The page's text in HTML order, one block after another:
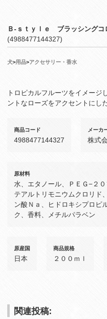
Ｂ‐ｓｔｙｌｅ ブラッシング
(4988477144327)
犬>用品>アクセサリー・香水
トロピカルフルーツをイメージ
ントなローズをアクセントにし
商品コード
4988477144327
メーカ
株式
原材料
水、エタノール、ＰＥＧ−２
テアルトリモニウムクロリド
ン酸Ｎａ、ヒドロキシプロピ
ク、香料、メチルパラベン
原産国
日本
商品規格
２００ｍｌ
関連投稿: